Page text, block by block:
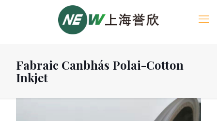
Fabraic Canbhás Polai-Cotton
Inkjet